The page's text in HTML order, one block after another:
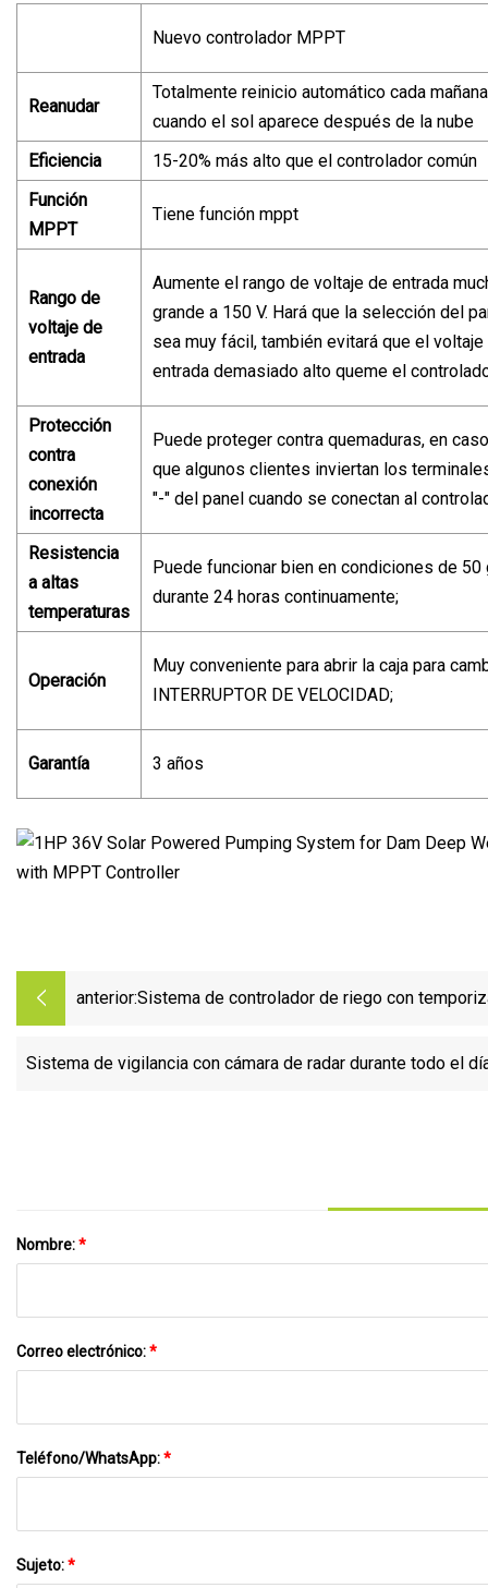
Nuevo controlador MPPT
Reanudar
Totalmente reinicio automático cada
cuando el sol aparece después de la nube
Eficiencia
15-20% más alto que el controlador común
Función
MPPT
Tiene función mppt
Rango de
voltaje de
entrada
Aumente el rango de voltaje de entrada
grande a 150 V. Hará que la selección del
sea muy fácil, también evitará que el voltaje
entrada demasiado alto queme el
Protección
contra
conexión
incorrecta
Puede proteger contra quemaduras, en
que algunos clientes inviertan los
"-" del panel cuando se conectan al
Resistencia
a altas
temperaturas
Puede funcionar bien en condiciones de 50
durante 24 horas continuamente;
Operación
Muy conveniente para abrir la caja para
INTERRUPTOR DE VELOCIDAD;
Garantía 3 años
anterior:Sistema de controlador de riego con
Sistema de vigilancia con cámara de radar durante todo el
Nombre:*
Correo electrónico:*
Teléfono/WhatsApp:*
Sujeto:*